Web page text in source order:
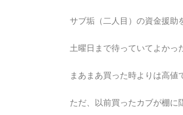
サブ垢（二人目）の資金援助
土曜日まで待っていてよかっ
まあまあ買った時よりは高値
ただ、以前買ったカブが棚に
タ
Apple製品
あつまれどう
タブレット
iMacで
か